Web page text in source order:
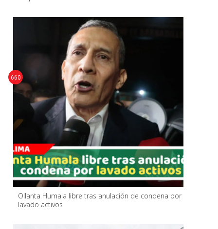
Ollanta Humala libre tras anulación de condena por
lavado activos
660